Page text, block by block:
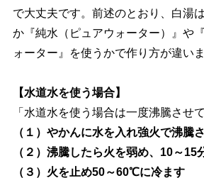
で大丈夫です。前述のとおり、白湯
か『純水（ピュアウォーター）』や
ォーター』を使うかで作り方が違い
【水道水を使う場合】
「水道水を使う場合は一度沸騰させ
（１）やかんに水を入れ強火で沸騰
（２）沸騰したら火を弱め、10～15
（３）火を止め50～60℃に冷ます